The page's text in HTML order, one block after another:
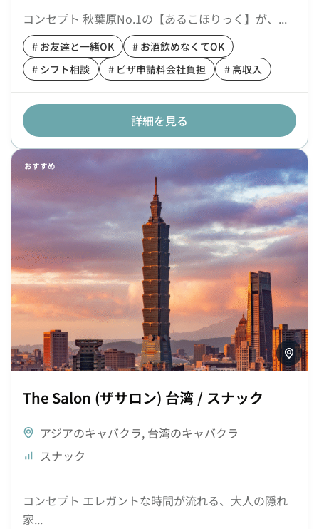
コンセプト 秋葉原No.1の【あるこほりっく】が、...
# お友達と一緒OK
# お酒飲めなくてOK
# シフト相談
# ビザ申請料会社負担 # 高収入
詳細を見る
おすすめ
The Salon (ザサロン) 台湾 / スナック
アジアのキャバクラ, 台湾のキャバクラ
スナック
コンセプト エレガントな時間が流れる、大人の隠れ
家...